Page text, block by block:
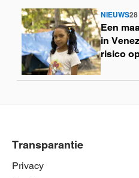
NIEUWS28
Een
in
risico
Lees
meer
Transparantie
Privacy